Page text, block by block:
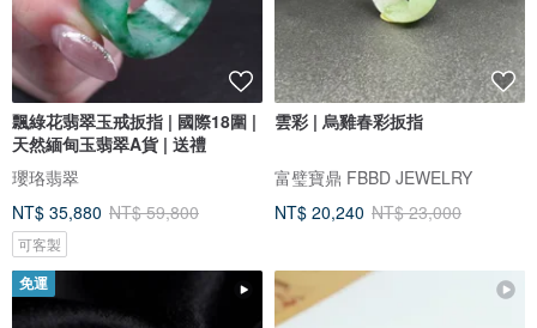
飄綠花翡翠玉戒扳指 | 國際18圍 |
天然緬甸玉翡翠A貨 | 送禮
瓔珞翡翠
NT$ 35,880 NT$ 59,800
可客製
雲彩 | 烏雞春彩扳指
富璧寶鼎 FBBD JEWELRY
NT$ 20,240 NT$ 23,000
免運